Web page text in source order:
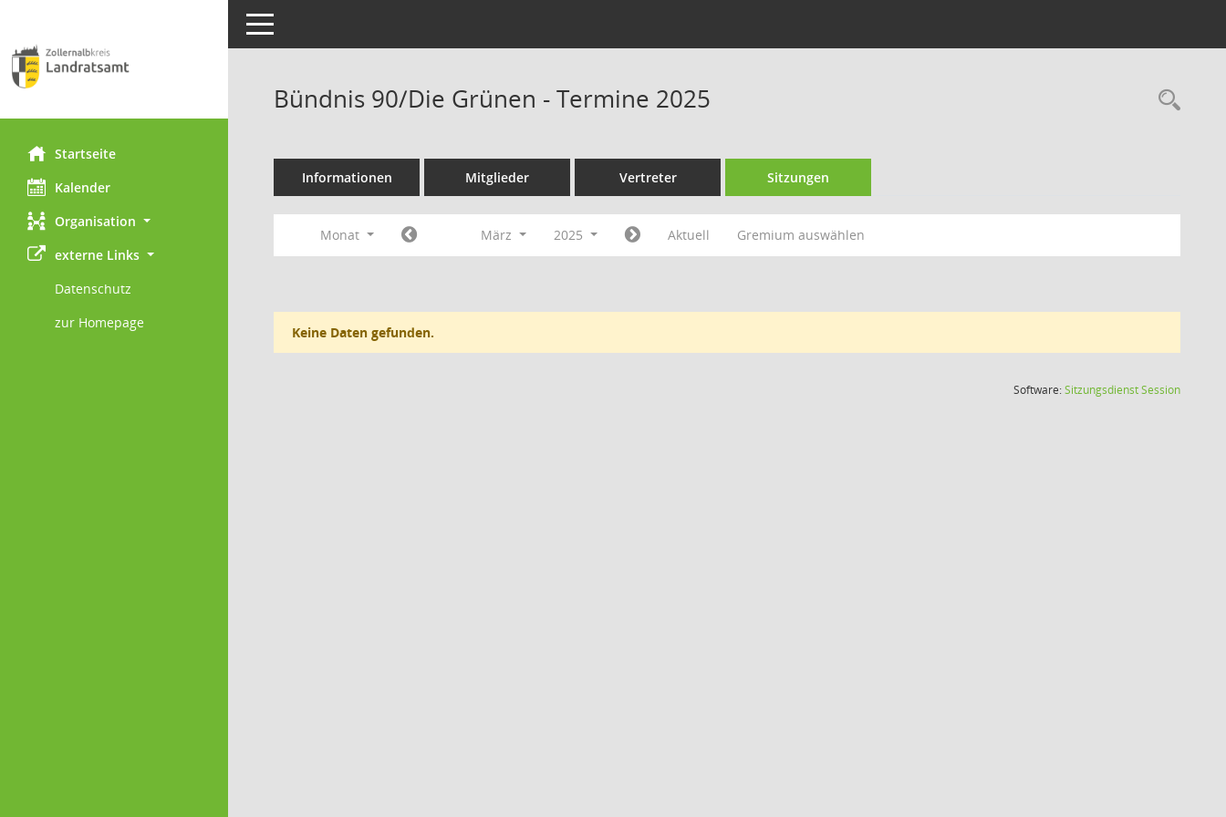
Startseite
Kalender
Organisation
externe Links
Datenschutz
zur Homepage
Toggle navigation
Bündnis 90/Die Grünen - Termine 2025
Informationen Mitglieder Vertreter Sitzungen
Monat März 2025 Aktuell Gremium auswählen
Keine Daten gefunden.
Software:SitzungsdienstSession(Wird in